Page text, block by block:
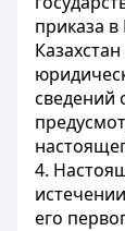
приказа
сведений
4.
его